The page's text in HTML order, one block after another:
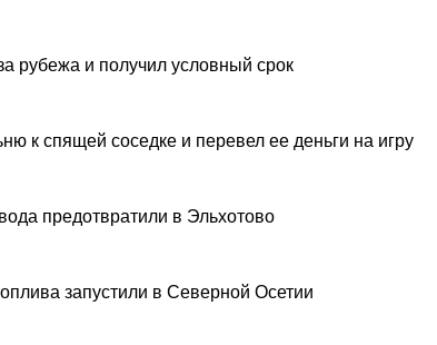
рубежа и получил условный срок
к спящей соседке и перевел ее деньги на игру
предотвратили в Эльхотово
запустили в Северной Осетии